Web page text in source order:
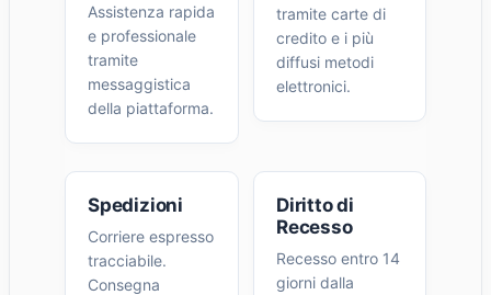
Assistenza rapida
e professionale
tramite
messaggistica
della piattaforma.
tramite carte di
credito e i più
diffusi metodi
elettronici.
Spedizioni
Corriere espresso
tracciabile.
Consegna
Diritto di
Recesso
Recesso entro 14
giorni dalla